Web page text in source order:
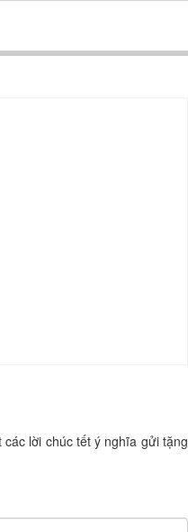
lời chúc tết ý nghĩa gửi tặng